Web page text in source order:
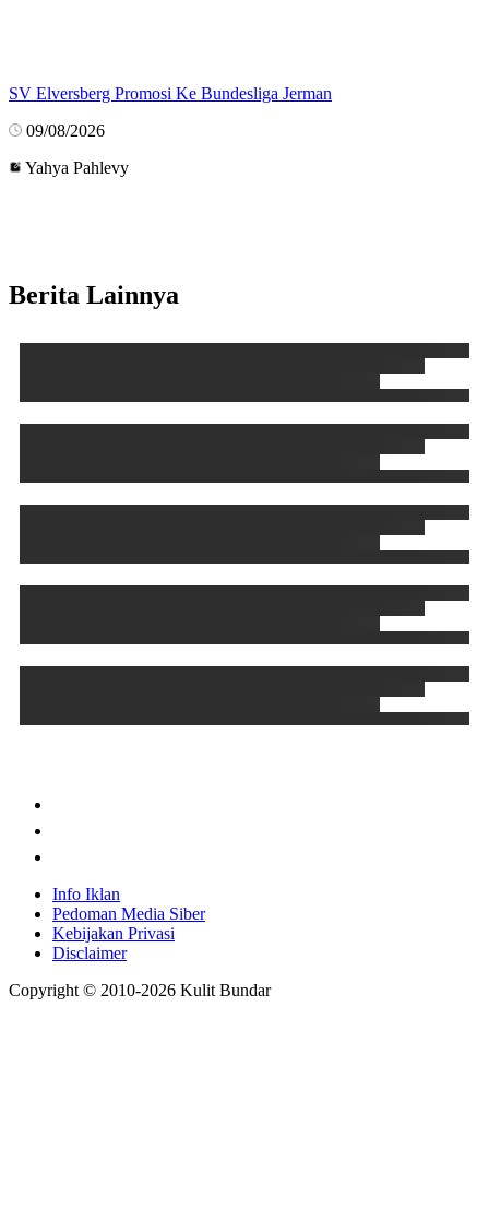
SV Elversberg Promosi Ke Bundesliga Jerman
09/08/2026
Yahya Pahlevy
Berita Lainnya
Info Iklan
Pedoman Media Siber
Kebijakan Privasi
Disclaimer
Copyright © 2010-2026 Kulit Bundar